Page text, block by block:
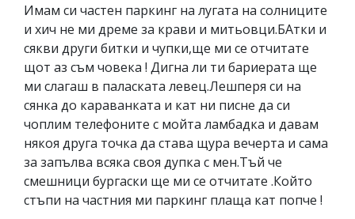
Имам си частен паркинг на лугата на солниците
и хич не ми дреме за крави и митьовци.БАтки и
сякви други битки и чупки,ще ми се отчитате
щот аз съм човека ! Дигна ли ти бариерата ще
ми слагаш в паласката левец.Лешперя си на
сянка до караванката и кат ни писне да си
чоплим телефоните с мойта ламбадка и давам
някоя друга точка да става щура вечерта и сама
за запълва всяка своя дупка с мен.Тъй че
смешници бургаски ще ми се отчитате .Който
стъпи на частния ми паркинг плаща кат попче !